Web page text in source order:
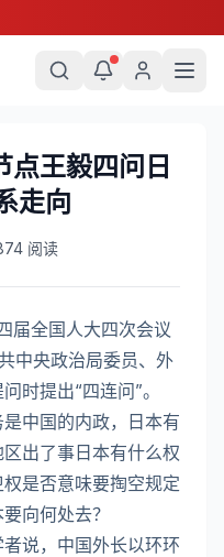
点王毅四问日
走向
阅读
届全国人大四次会议
中央政治局委员、外
时提出“四连问”。
中国的内政，日本有
出了事日本有什么权
是否意味要掏空规定
向何处去？
说，中国外长以环环